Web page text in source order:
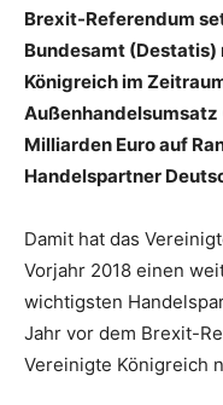
Brexit-Referendum
Bundesamt
Königreich im
Milliarden Euro auf
Handelspartner
Damit hat das
Vorjahr 2018 einen
wichtigsten
Jahr vor dem Brexit-
Vereinigte Königreich